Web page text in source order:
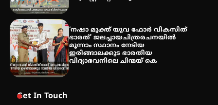
‘നഷാ മുക്ത് യുവ ഫോർ വികസിത്
ഭാരത്’ ജലച്ചായചിത്രരചനയിൽ
മൂന്നാം സ്ഥാനം നേടിയ
ഇരിങ്ങാലക്കുട ഭാരതീയ
വിദ്യാഭവനിലെ ചിന്മയ് കെ
Get In Touch